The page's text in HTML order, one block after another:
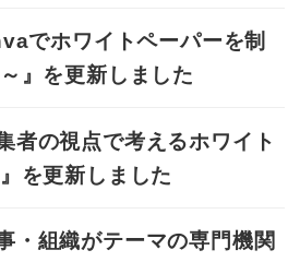
でホワイトペーパーを制
』を更新しました
の視点で考えるホワイト
を更新しました
組織がテーマの専門機関